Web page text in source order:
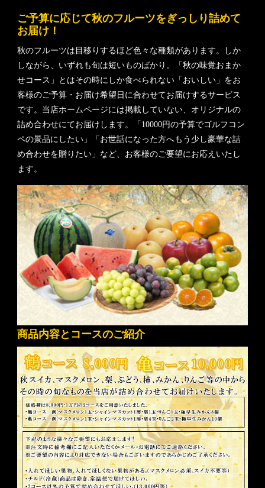
ご予算に応じて秋のフルーツをぎっしり詰めて
お届け！
秋のフルーツは目移りするほど色々な種類があります。しか
しながら、いずれも旬は短いものばかり。「秋の味覚おまか
せコース」とはその時にしか食べられない「おいしい」をお
客様のご予算・お届け希望日に合わせてお届けするサービス
です。当店ホームページには掲載していない、オリジナルの
詰め合わせにてお届けします。「10000円の予算でゴルフコン
ペの景品にしたい」「お世話になった方へもう少し豪華な詰
め合わせを贈りたい」など、お客様のご要望にお応えいたし
ます。
商品内容とコースのご紹介